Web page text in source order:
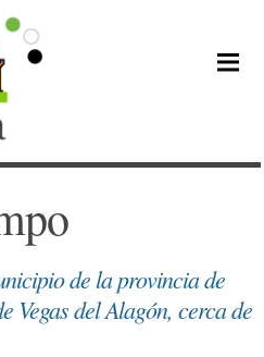
de la provincia de
Vegas del Alagón, cerca de